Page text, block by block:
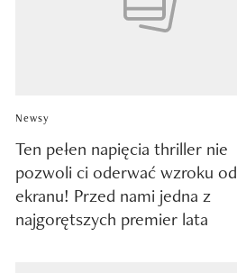
Newsy
Ten pełen napięcia thriller nie
pozwoli ci oderwać wzroku od
ekranu! Przed nami jedna z
najgorętszych premier lata